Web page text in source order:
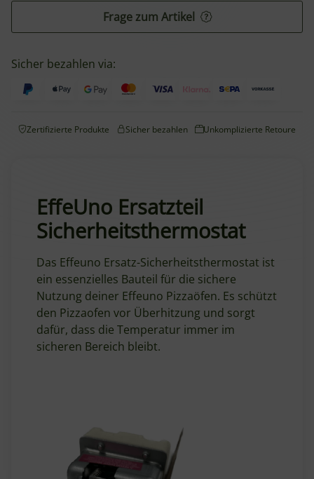
Frage zum Artikel
Sicher bezahlen via:
Zertifizierte Produkte Sicher bezahlen Unkomplizierte Retoure
EffeUno Ersatzteil
Sicherheitsthermostat
Das Effeuno Ersatz-Sicherheitsthermostat ist
ein essenzielles Bauteil für die sichere
Nutzung deiner Effeuno Pizzaöfen. Es schützt
den Pizzaofen vor Überhitzung und sorgt
dafür, dass die Temperatur immer im
sicheren Bereich bleibt.